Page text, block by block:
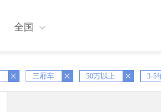
全国
三厢车 50万以上
X 3-5
X